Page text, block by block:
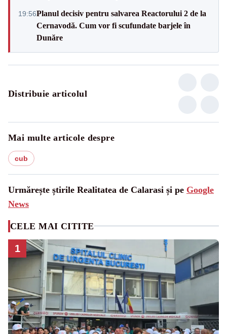
19:56Planul decisiv pentru salvarea Reactorului 2 de la
Cernavodă. Cum vor fi scufundate barjele în
Dunăre
Distribuie articolul
Mai multe articole despre
cub
Urmărește știrile Realitatea de Calarasi și pe Google
News
CELE MAI CITITE
1